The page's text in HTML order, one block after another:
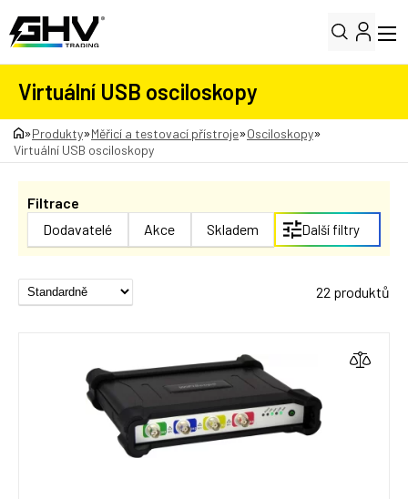
Virtuální USB osciloskopy
»Produkty»Měřicí a testovací přístroje»Osciloskopy»
Virtuální USB osciloskopy
Filtrace
Dodavatelé
Akce Skladem Další filtry
22 produktů